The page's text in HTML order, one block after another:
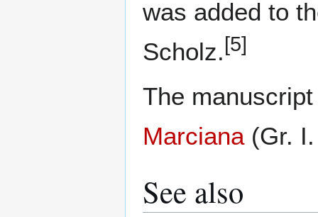
was added to
Scholz. [5]
The
Marciana(Gr.
See also